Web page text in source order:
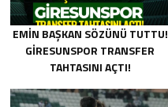
EMIN BAŞKAN SÖZÜNÜ TUTTU!
GIRESUNSPOR TRANSFER
TAHTASINI AÇTI!